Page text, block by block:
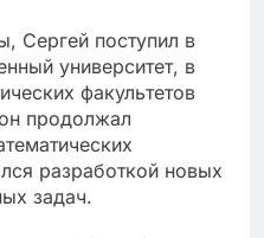
Сергей поступил в
университет, в
факультетов
продолжал
разработкой новых
задач.